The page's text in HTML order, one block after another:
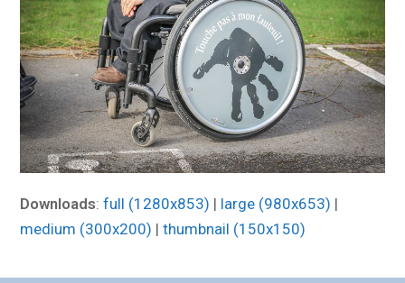
Downloads:full (1280x853) | large (980x653) |
medium (300x200) |thumbnail (150x150)